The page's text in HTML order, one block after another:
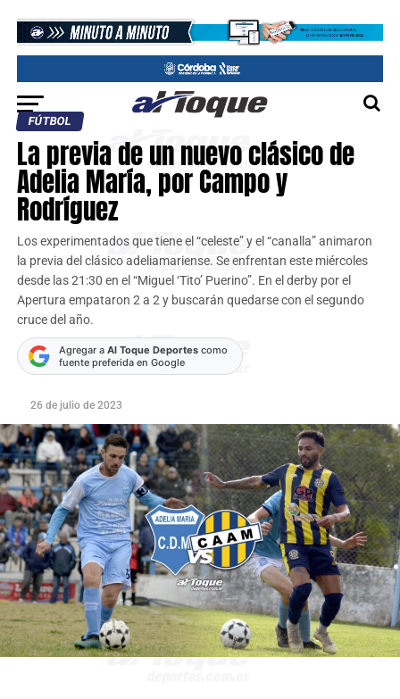
FÚTBOL
La previa de un nuevo clásico de
Adelia María, por Campo y
Rodríguez
Los experimentados que tiene el “celeste” y el “canalla” animaron
la previa del clásico adeliamariense. Se enfrentan este miércoles
desde las 21:30 en el “Miguel ‘Tito’ Puerino”. En el derby por el
Apertura empataron 2 a 2 y buscarán quedarse con el segundo
cruce del año.
Agregar a Al Toque Deportescomo
fuente preferida en Google
26 de julio de 2023